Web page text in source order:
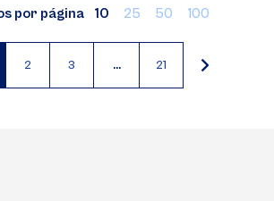
por página 10 25 50 100
Página
2
Página
3 … 21